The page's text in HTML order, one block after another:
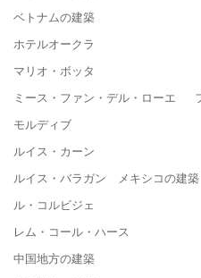
ベトナムの建築
ホテルオークラ
マリオ・ボッタ
ミース・ファン・デル・ローエ
モルディブ
ルイス・カーン
ルイス・バラガン メキシコの建築
ル・コルビジェ
レム・コール・ハース
中国地方の建築